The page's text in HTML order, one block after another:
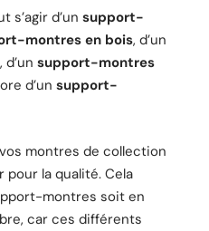
s’agir d’un support-
montres en bois, d’un
, d’un support-montres
d’un support-
montres de collection
pour la qualité. Cela
montres soit en
car ces différents